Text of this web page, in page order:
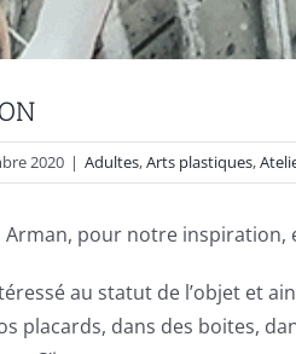
2020 | Adultes,Arts plastiques,
pour notre inspiration,
au statut de l’objet et
placards, dans des boites,